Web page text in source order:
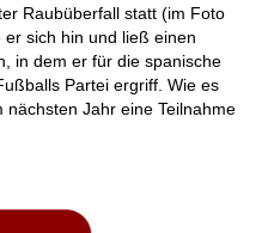
Raubüberfall statt (im Foto
er sich hin und ließ einen
in dem er für die spanische
Partei ergriff. Wie es
Jahr eine Teilnahme